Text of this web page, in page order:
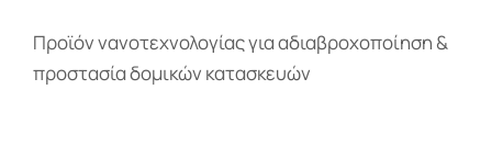
Προϊόν νανοτεχνολογίας για αδιαβροχοποίηση &
προστασία δομικών κατασκευών